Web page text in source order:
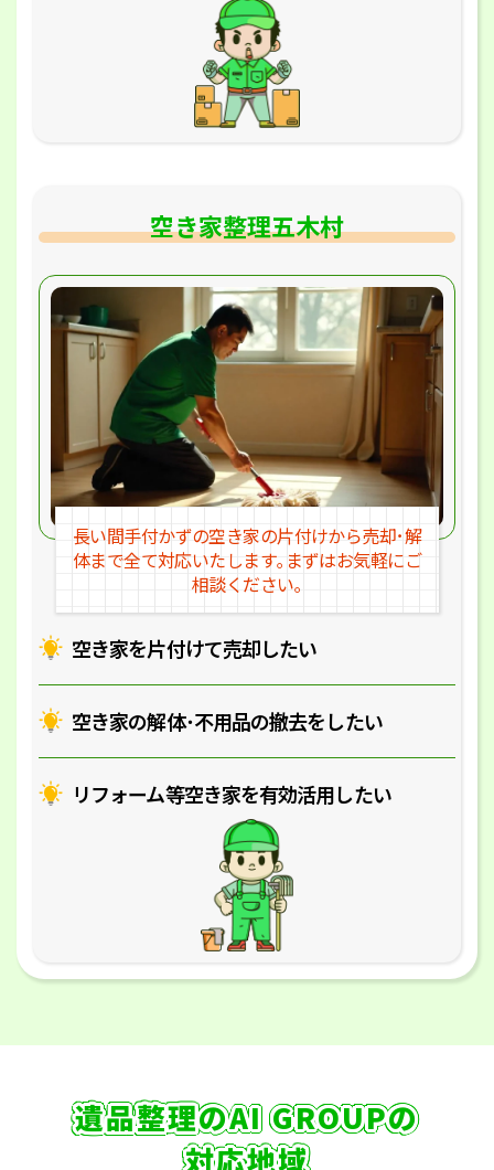
空き家整理五木村
空き家を片付けて売却したい
空き家の解体･不用品の撤去をしたい
リフォーム等空き家を有効活用したい
長い間手付かずの空き家の片付けから売却･解
体まで全て対応いたします｡ まずはお気軽にご
相談ください｡
遺品整理のAI GROUPの
対応地域